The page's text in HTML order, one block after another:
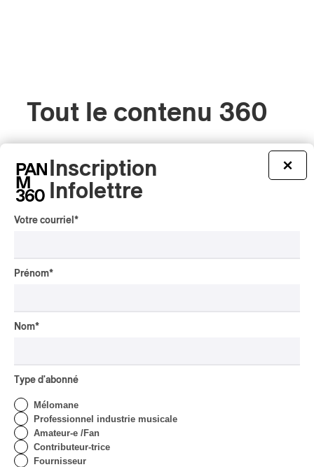
Tout le contenu 360
Présence autochtone | Big
Présence Autochtone I
×
Inscription
Infolettre
Votre courriel *
Prénom*
Nom*
Type d'abonné
Mélomane
Professionnel industrie musicale
Amateur-e /Fan
Contributeur-trice
Fournisseur